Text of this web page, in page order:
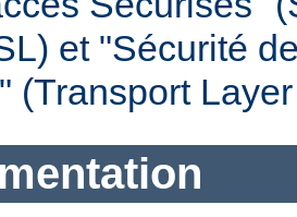
et "Sécurité
(Transport